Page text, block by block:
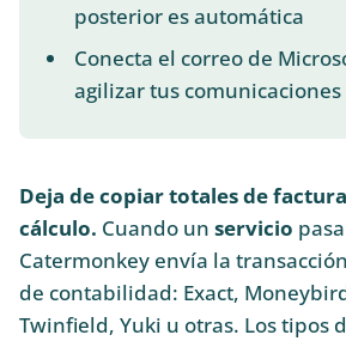
posterior es automática
Conecta el correo de
agilizar tus comunicaciones
Deja de copiar totales de
cálculo. Cuando un servicio
Catermonkey envía la
de contabilidad: Exact,
Twinfield, Yuki u otras. Los tipos